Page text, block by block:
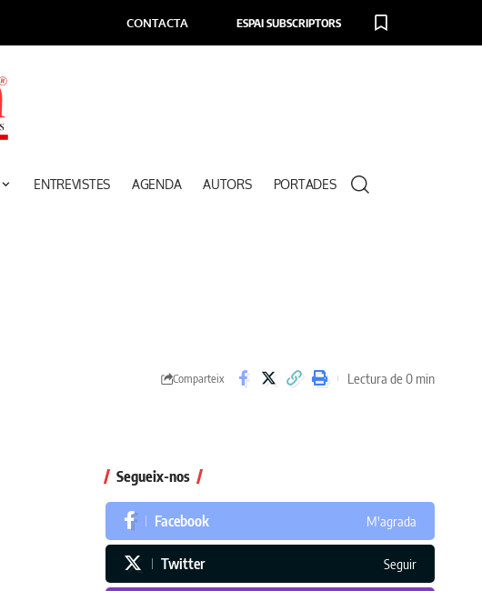
CONTACTA ESPAI SUBSCRIPTORS
ENTREVISTES AGENDA AUTORS PORTADES
Comparteix Lectura de 0 min
Segueix-nos
Facebook M'agrada
Twitter Seguir